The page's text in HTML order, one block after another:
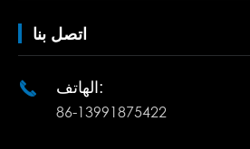
اتصل بنا
 الهاتف:
86-13991875422